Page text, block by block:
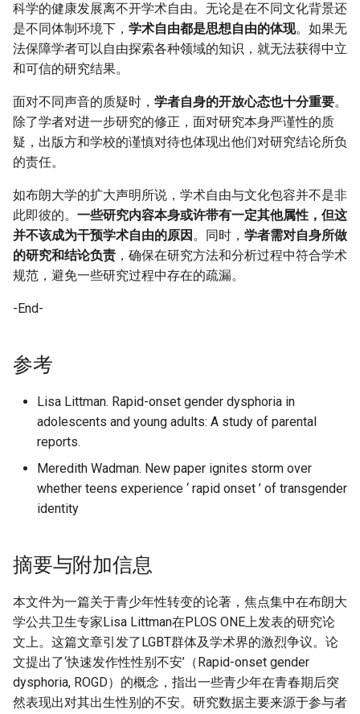
科学的健康发展离不开学术自由。无论是在不同文化背景还
是不同体制环境下， 学术自由都是思想自由的体现。如果无
法保障学者可以自由探索各种领域的知识，就无法获得中立
和可信的研究结果。
面对不同声音的质疑时， 学者自身的开放心态也十分重要。
除了学者对进一步研究的修正，面对研究本身严谨性的质
疑，出版方和学校的谨慎对待也体现出他们对研究结论所负
的责任。
如布朗大学的扩大声明所说，学术自由与文化包容并不是非
此即彼的。 一些研究内容本身或许带有一定其他属性，但这
并不该成为干预学术自由的原因 。同时， 学者需对自身所做
的研究和结论负责 ，确保在研究方法和分析过程中符合学术
规范，避免一些研究过程中存在的疏漏。
-End-
参考
Lisa Littman. Rapid-onset gender dysphoria in
adolescents and young adults: A study of parental
reports.
Meredith Wadman. New paper ignites storm over
whether teens experience ‘ rapid onset ’ of transgender
identity
摘要与附加信息
本文件为一篇关于青少年性转变的论著，焦点集中在布朗大
学公共卫生专家Lisa Littman在PLOS ONE上发表的研究论
文上。这篇文章引发了LGBT群体及学术界的激烈争议。论
文提出了‘快速发作性性别不安’（Rapid-onset gender
dysphoria, ROGD）的概念，指出一些青少年在青春期后突
然表现出对其出生性别的不安。研究数据主要来源于参与者